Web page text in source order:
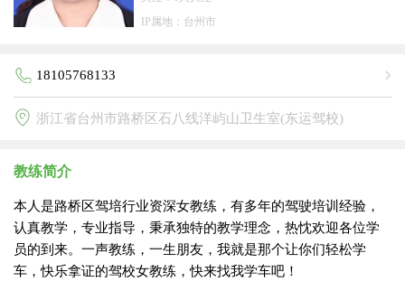
IP属地：台州市
18105768133
浙江省台州市路桥区石八线洋屿山卫生室(东运驾校)
教练简介
本人是路桥区驾培行业资深女教练，有多年的驾驶培训经验，
认真教学，专业指导，秉承独特的教学理念，热忱欢迎各位学
员的到来。一声教练，一生朋友，我就是那个让你们轻松学
车，快乐拿证的驾校女教练，快来找我学车吧！